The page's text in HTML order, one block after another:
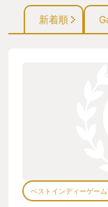
新着順
ベストインディーゲー